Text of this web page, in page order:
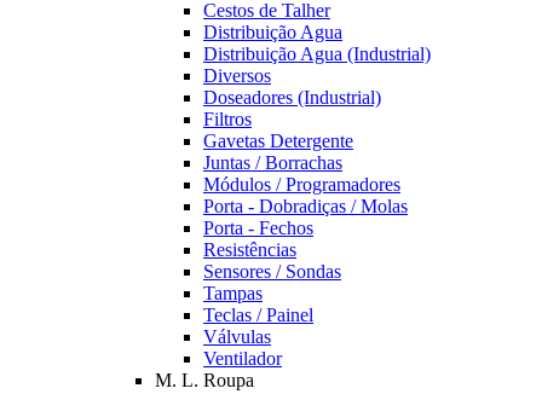
Cestos de Talher
Distribuição Agua
Distribuição Agua (Industrial)
Diversos
Doseadores (Industrial)
Filtros
Gavetas Detergente
Juntas / Borrachas
Módulos / Programadores
Porta - Dobradiças / Molas
Porta - Fechos
Resistências
Sensores / Sondas
Tampas
Teclas / Painel
Válvulas
Ventilador
M. L. Roupa